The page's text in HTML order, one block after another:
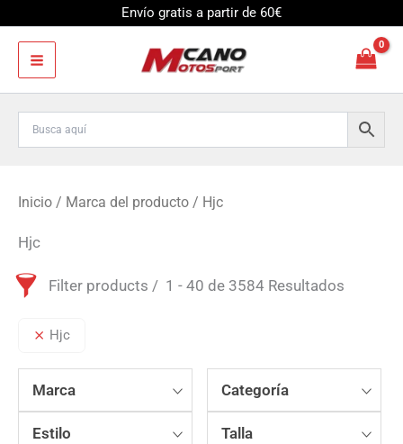
contenido
Envío gratis a partir de 60€
Inicio / Marca del producto / Hjc
Hjc
Filter products 1 - 40 de 3584 Resultados
Hjc
Marca Categoría
Estilo Talla